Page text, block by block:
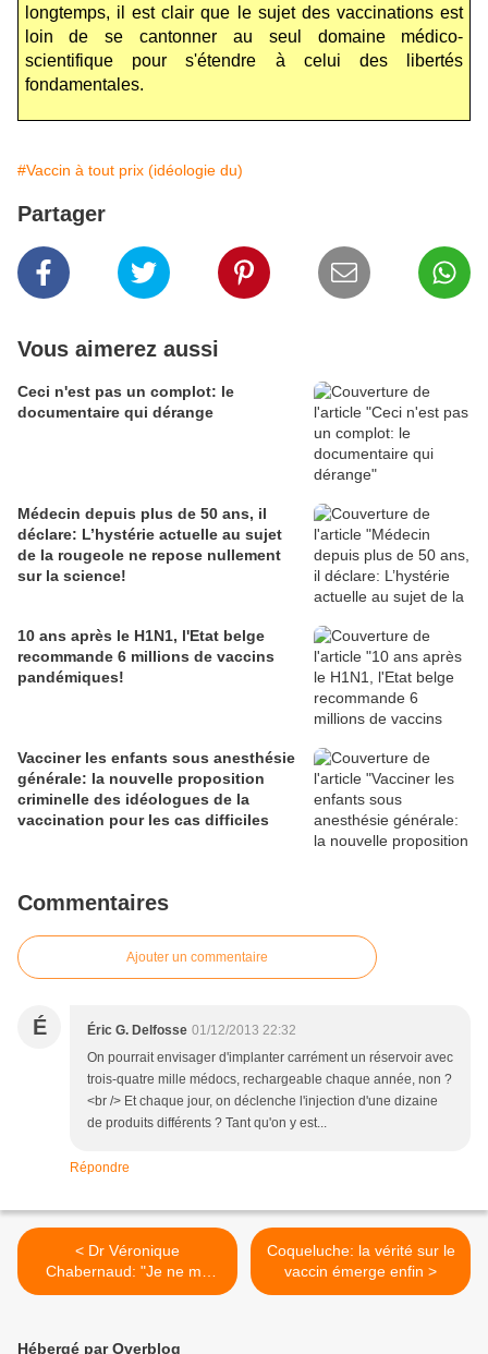
longtemps, il est clair que le sujet des vaccinations est
loin de se cantonner au seul domaine médico-
scientifique pour s'étendre à celui des libertés
fondamentales.
#Vaccin à tout prix (idéologie du)
Partager
Vous aimerez aussi
Ceci n'est pas un complot: le
documentaire qui dérange
Médecin depuis plus de 50 ans, il
déclare: L’hystérie actuelle au sujet
de la rougeole ne repose nullement
sur la science!
10 ans après le H1N1, l'Etat belge
recommande 6 millions de vaccins
pandémiques!
Vacciner les enfants sous anesthésie
générale: la nouvelle proposition
criminelle des idéologues de la
vaccination pour les cas difficiles
Commentaires
Ajouter un commentaire
É Éric G. Delfosse 01/12/2013 22:32
On pourrait envisager d'implanter carrément un réservoir avec
trois-quatre mille médocs, rechargeable chaque année, non ?
<br /> Et chaque jour, on déclenche l'injection d'une dizaine
de produits différents ? Tant qu'on y est...
Répondre
< Dr Véronique
Chabernaud: "Je ne me
risquerais pas à injecter le
Coqueluche: la vérité sur le
vaccin émerge enfin >
Hébergé par Overblog